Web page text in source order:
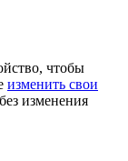
чтобы
изменить свои
изменения